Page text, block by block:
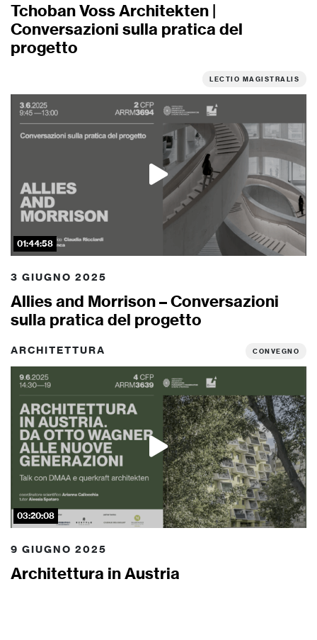
Tchoban Voss Architekten |
Conversazioni sulla pratica del
progetto
LECTIO MAGISTRALIS
01:44:58
3 GIUGNO 2025
Allies and Morrison – Conversazioni
sulla pratica del progetto
ARCHITETTURA CONVEGNO
03:20:08
9 GIUGNO 2025
Architettura in Austria